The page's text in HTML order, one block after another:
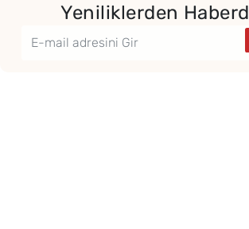
Yeniliklerden